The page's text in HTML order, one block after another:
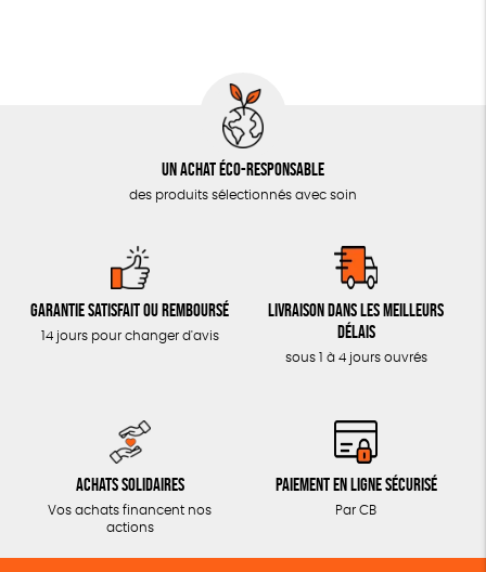
Un achat éco-responsable
des produits sélectionnés avec soin
Garantie satisfait ou remboursé
14 jours pour changer d'avis
Livraison dans les meilleurs
délais
sous 1 à 4 jours ouvrés
Achats solidaires
Vos achats financent nos
actions
Paiement en ligne sécurisé
Par CB